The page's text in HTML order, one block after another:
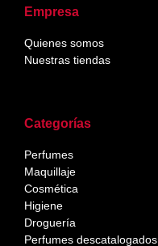
Categorías
Perfumes
Maquillaje
Cosmética
Higiene
Droguería
Perfumes descatalogados
Empresa
Quienes somos
Nuestras tiendas